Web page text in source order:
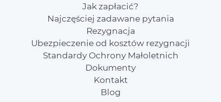
Jak zapłacić?
Najczęściej zadawane pytania
Rezygnacja
Ubezpieczenie od kosztów rezygnacji
Standardy Ochrony Małoletnich
Dokumenty
Kontakt
Blog